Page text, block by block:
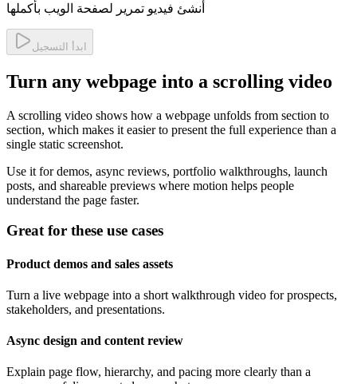
أنشئ فيديو تمرير لصفحة الويب بأكملها
ابدأ التسجيل
Turn any webpage into a scrolling video
A scrolling video shows how a webpage unfolds from section to
section, which makes it easier to present the full experience than a
single static screenshot.
Use it for demos, async reviews, portfolio walkthroughs, launch
posts, and shareable previews where motion helps people
understand the page faster.
Great for these use cases
Product demos and sales assets
Turn a live webpage into a short walkthrough video for prospects,
stakeholders, and presentations.
Async design and content review
Explain page flow, hierarchy, and pacing more clearly than a